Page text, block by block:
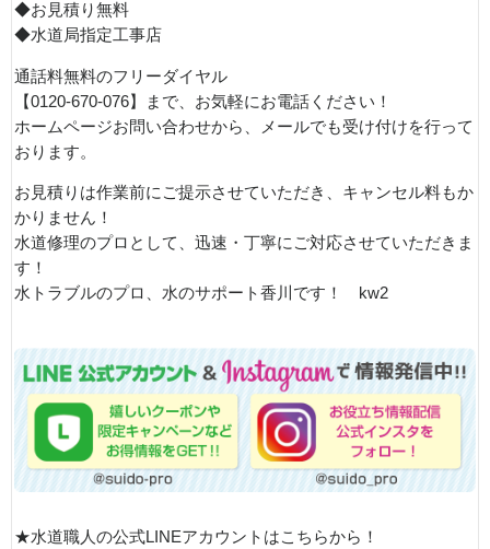
◆お見積り無料
◆水道局指定工事店
通話料無料のフリーダイヤル
【0120-670-076】まで、お気軽にお電話ください！
ホームページお問い合わせから、メールでも受け付けを行って
おります。
お見積りは作業前にご提示させていただき、キャンセル料もか
かりません！
水道修理のプロとして、迅速・丁寧にご対応させていただきま
す！
水トラブルのプロ、水のサポート香川です！ kw2
★水道職人の公式LINEアカウントはこちらから！